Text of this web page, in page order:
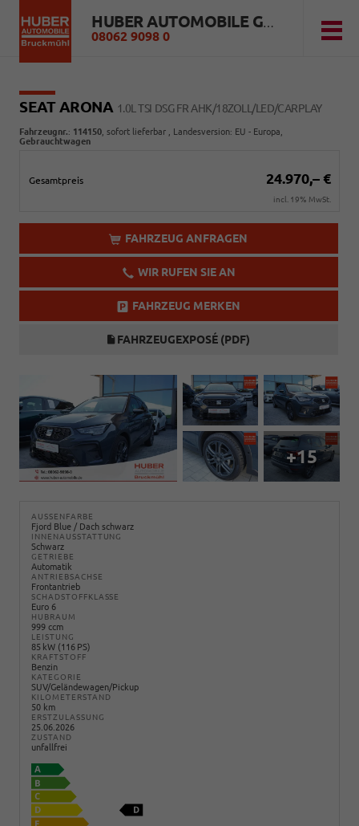
HUBER AUTOMOBILE GMBH
08062 9098 0
SEAT ARONA 1.0L TSI DSG FR AHK/18ZOLL/LED/CARPLAY
Fahrzeugnr.: 114150 sofort lieferbar , Landesversion: EU - Europa,
Gebrauchtwagen
Gesamtpreis 24.970,– €
incl. 19% MwSt.
FAHRZEUG ANFRAGEN
WIR RUFEN SIE AN
FAHRZEUG MERKEN
FAHRZEUGEXPOSÉ (PDF)
+15
AUSSENFARBE
Fjord Blue / Dach schwarz
INNENAUSSTATTUNG
Schwarz
GETRIEBE
Automatik
ANTRIEBSACHSE
Frontantrieb
SCHADSTOFFKLASSE
Euro 6
HUBRAUM
999 ccm
LEISTUNG
85 kW (116 PS)
KRAFTSTOFF
Benzin
KATEGORIE
SUV/Geländewagen/Pickup
KILOMETERSTAND
50 km
ERSTZULASSUNG
25.06.2026
ZUSTAND
unfallfrei